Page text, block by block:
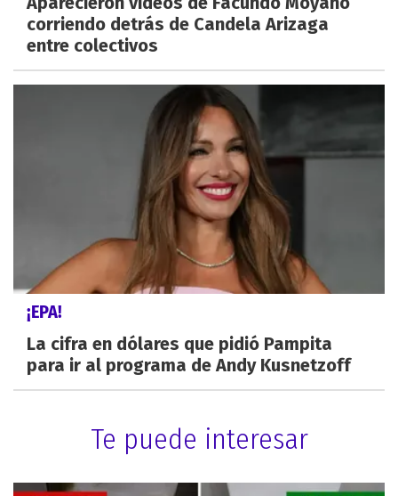
corriendo detrás de Candela Arizaga
entre colectivos
¡EPA!
La cifra en dólares que pidió Pampita
para ir al programa de Andy Kusnetzoff
Te puede interesar